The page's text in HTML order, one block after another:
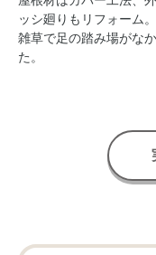
ッシ廻りもリフォーム。
雑草で足の踏み場がな
た。